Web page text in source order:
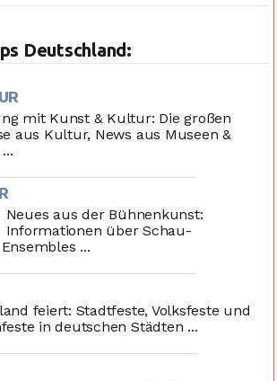
Deutschland:
mit Kunst & Kultur: Die großen
aus Kultur, News aus Museen &
Neues aus der Bühnenkunst:
Informationen über Schau-
...
feiert: Stadtfeste, Volksfeste und
in deutschen Städten ...